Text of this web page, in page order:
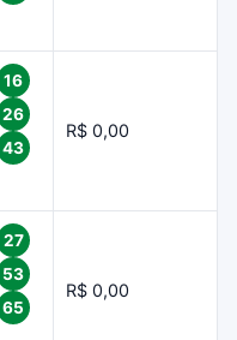
16
26
43
R$ 0,00
27
53
65
R$ 0,00